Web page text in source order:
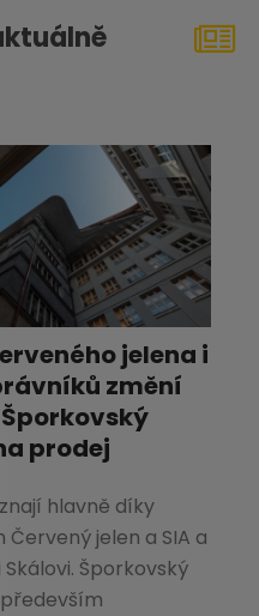
jelena i
změní
prodej
hlavně díky
jelen a SIA a
Šporkovský